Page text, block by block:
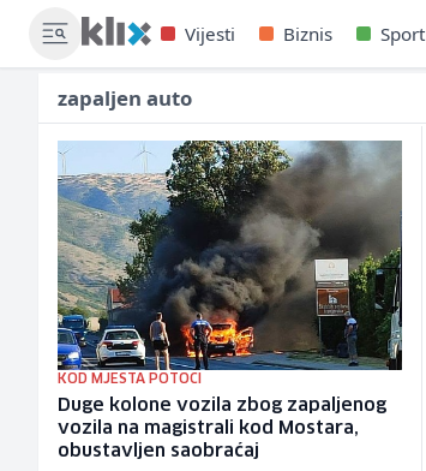
Vijesti Biznis Sport
zapaljen auto
KOD MJESTA POTOCI
Duge kolone vozila zbog zapaljenog
vozila na magistrali kod Mostara,
obustavljen saobraćaj